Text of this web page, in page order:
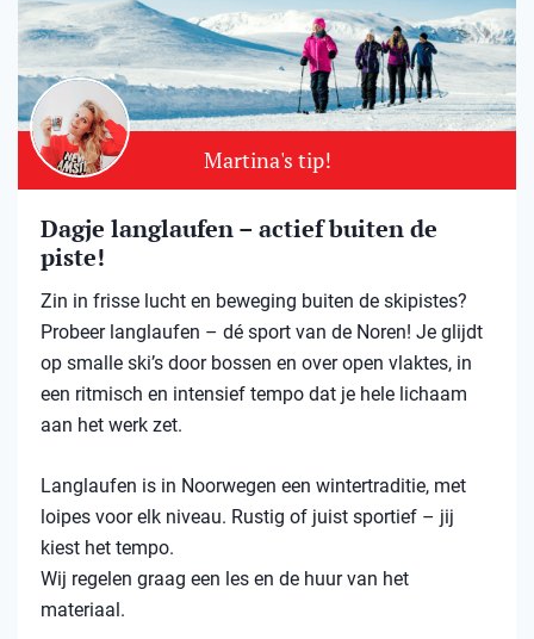
Martina's tip!
Dagje langlaufen – actief buiten de
piste!
Zin in frisse lucht en beweging buiten de skipistes?
Probeer langlaufen – dé sport van de Noren! Je glijdt
op smalle ski’s door bossen en over open vlaktes, in
een ritmisch en intensief tempo dat je hele lichaam
aan het werk zet.
Langlaufen is in Noorwegen een wintertraditie, met
loipes voor elk niveau. Rustig of juist sportief – jij
kiest het tempo.
Wij regelen graag een les en de huur van het
materiaal.